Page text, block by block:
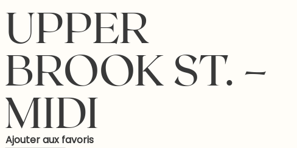
UPPER
BROOK ST. –
MIDI
Ajouter aux favoris